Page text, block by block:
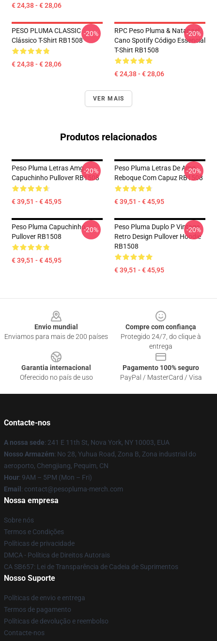
€ 24,38 - € 28,06
PESO PLUMA CLASSIC
Clássico T-Shirt RB1508
€ 24,38 - € 28,06
-20%
RPC Peso Pluma & Natanael
Cano Spotify Código Essencial
T-Shirt RB1508
€ 24,38 - € 28,06
-20%
VER MAIS
Produtos relacionados
Peso Pluma Letras Amg
Capuchinho Pullover RB1508
€ 39,51 - € 45,95
-20%
Peso Pluma Letras De Amg
Reboque Com Capuz RB1508
€ 39,51 - € 45,95
-20%
Peso Pluma Capuchinho
Pullover RB1508
€ 39,51 - € 45,95
-20%
Peso Pluma Duplo P Vintage
Retro Design Pullover Hoodie
RB1508
€ 39,51 - € 45,95
-20%
Envio mundial
Enviamos para mais de 200 países
Compre com confiança
Protegido 24/7, do clique à
entrega
Garantia internacional
Oferecido no país de uso
Pagamento 100% seguro
PayPal / MasterCard / Visa
Contacte-nos
A nossa sede: 241 E 11th St, Nova York, NY 10003, EUA
Nosso Armazém: No 28, Yuhua Road, Zona B, Zona industrial do
aeroporto, Chengjiang, Pequim, CN
Hour: 9AM – 5PM (Mon – Fri)
Email : contact@pesopluma-merch.com
Nossa empresa
Sobre nós
Termos e Condições
Políticas de privacidade
DMCA - Política de Direitos Autorais
CA SB657: Lei de Transparência de Cadeia de Suprimentos
Nosso Suporte
Políticas de envio e entrega
Termos de pagamento
Políticas de devolução e reembolso
Contacte-nos